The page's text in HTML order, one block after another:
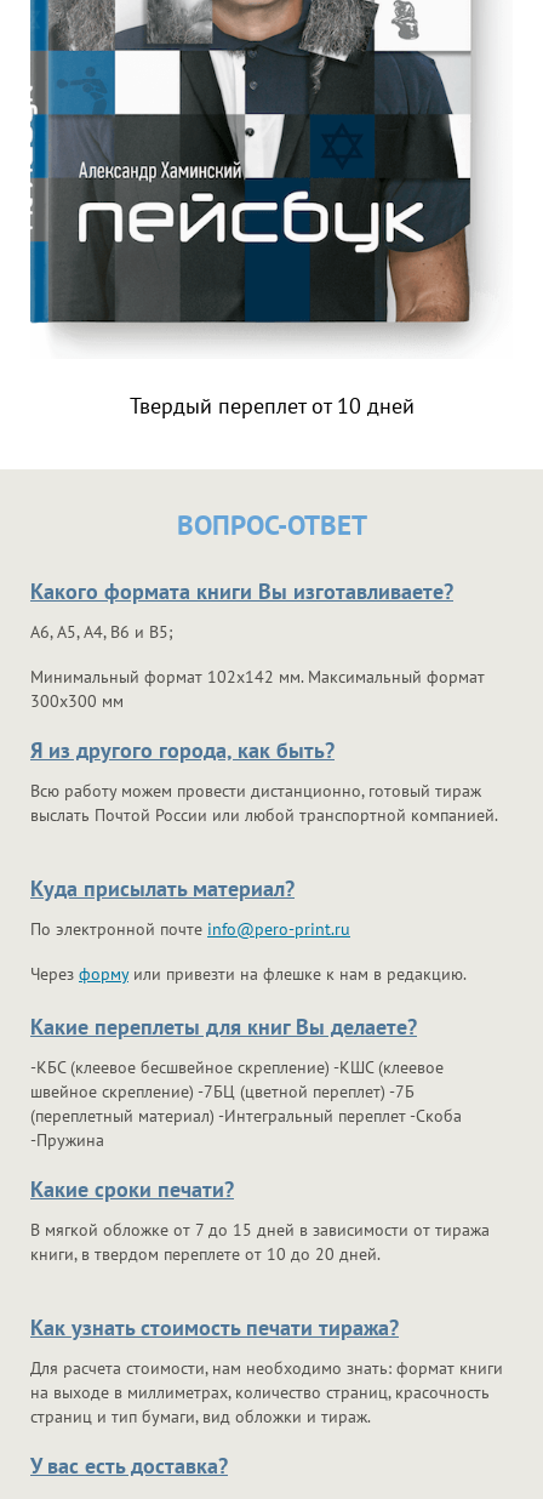
Твердый переплет от 10 дней
ВОПРОС-ОТВЕТ
Какого формата книги Вы изготавливаете?
А6, А5, А4, В6 и В5;
Минимальный формат 102х142 мм. Максимальный формат
300х300 мм
Я из другого города, как быть?
Всю работу можем провести дистанционно, готовый тираж
выслать Почтой России или любой транспортной компанией.
Куда присылать материал?
По электронной почте info@pero-print.ru
Через формуили привезти на флешке к нам в редакцию.
Какие переплеты для книг Вы делаете?
-КБС (клеевое бесшвейное скрепление) -КШС (клеевое
швейное скрепление) -7БЦ (цветной переплет) -7Б
(переплетный материал) -Интегральный переплет -Скоба
-Пружина
Какие сроки печати?
В мягкой обложке от 7 до 15 дней в зависимости от тиража
книги, в твердом переплете от 10 до 20 дней.
Как узнать стоимость печати тиража?
Для расчета стоимости, нам необходимо знать: формат книги
на выходе в миллиметрах, количество страниц, красочность
страниц и тип бумаги, вид обложки и тираж.
У вас есть доставка?